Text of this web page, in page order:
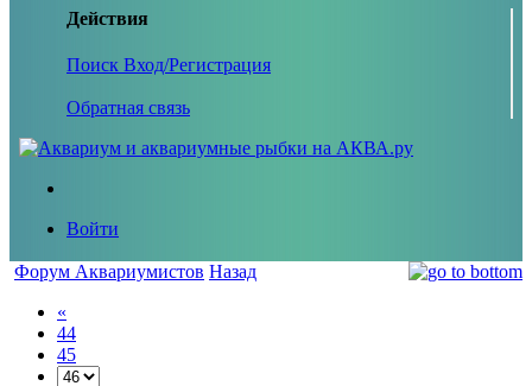
Действия
Поиск Вход/Регистрация
Обратная связь
Войти
Форум Аквариумистов Назад
«
44
45